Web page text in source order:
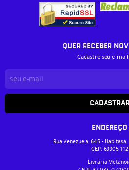
QUER RECEBER
Cadastre seu e-
CADASTRAR
ENDEREÇO
Rua Venezuela, 645- Habitasa,
CEP: 69905-112
Livraria